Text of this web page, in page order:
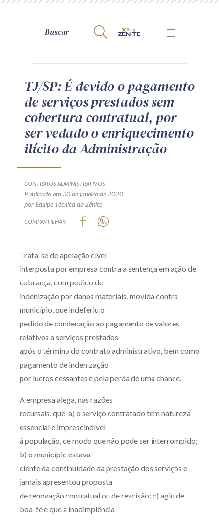
A Zênite
Como publicar conosco
Site da Zênite
Contato
Termos de uso
Encarregado (contato)
Zênite Fácil IA
Zênite Play
Orientação por Escrito
Mentoria Zênite
Capacitação
Zênite Online
Eventos presenciais
Av. Sete de Setembro, 4698
Batel
80240-000
TJ/SP: É devido o pagamento
de serviços prestados sem
cobertura contratual, por
ser vedado o enriquecimento
ilícito da Administração
CONTRATOS ADMINISTRATIVOS
Publicado em 30 de janeiro de 2020
por Equipe Técnica da Zênite
COMPARTILHAR
Trata-se de apelação cível
interposta por empresa contra a sentença em ação de
cobrança, com pedido de
indenização por danos materiais, movida contra
município, que indeferiu o
pedido de condenação ao pagamento de valores
relativos a serviços prestados
após o término do contrato administrativo, bem como
pagamento de indenização
por lucros cessantes e pela perda de uma chance.
A empresa alega, nas razões
recursais, que: a) o serviço contratado tem natureza
essencial e imprescindível
à população, de modo que não pode ser interrompido;
b) o município estava
ciente da continuidade da prestação dos serviços e
jamais apresentou proposta
de renovação contratual ou de rescisão; c) agiu de
boa-fé e que a inadimplência